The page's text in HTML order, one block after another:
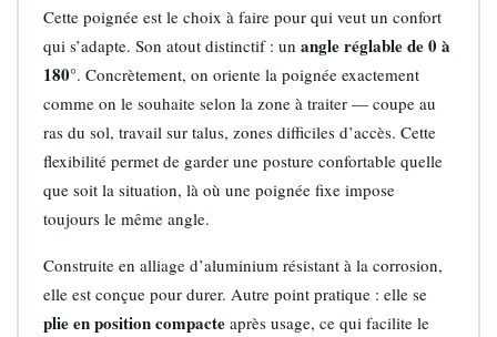
Cette poignée est le choix à faire pour qui veut un confort
qui s’adapte. Son atout distinctif : un angle réglable de 0 à
180°. Concrètement, on oriente la poignée exactement
comme on le souhaite selon la zone à traiter — coupe au
ras du sol, travail sur talus, zones difficiles d’accès. Cette
flexibilité permet de garder une posture confortable quelle
que soit la situation, là où une poignée fixe impose
toujours le même angle.
Construite en alliage d’aluminium résistant à la corrosion,
elle est conçue pour durer. Autre point pratique : elle se
plie en position compacteaprès usage, ce qui facilite le